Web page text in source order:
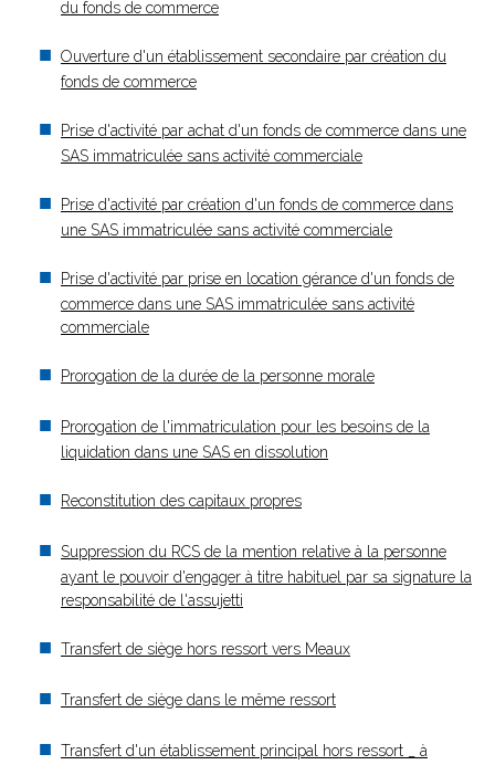
du fonds de commerce
Ouverture d'un établissement secondaire par création du
fonds de commerce
Prise d'activité par achat d'un fonds de commerce dans une
SAS immatriculée sans activité commerciale
Prise d'activité par création d'un fonds de commerce dans
une SAS immatriculée sans activité commerciale
Prise d'activité par prise en location gérance d'un fonds de
commerce dans une SAS immatriculée sans activité
commerciale
Prorogation de la durée de la personne morale
Prorogation de l'immatriculation pour les besoins de la
liquidation dans une SAS en dissolution
Reconstitution des capitaux propres
Suppression du RCS de la mention relative à la personne
ayant le pouvoir d'engager à titre habituel par sa signature la
responsabilité de l'assujetti
Transfert de siège hors ressort vers Meaux
Transfert de siège dans le même ressort
Transfert d'un établissement principal hors ressort _ à